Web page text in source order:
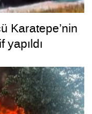
Karatepe’nin